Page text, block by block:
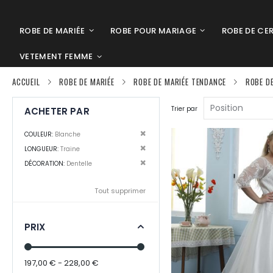
ROBE DE MARIÉE ROBE POUR MARIAGE ROBE DE
VETEMENT FEMME
ACCUEIL ROBE DE MARIÉE ROBE DE MARIÉE TENDANCE ROBE
Trier par
ACHETER PAR
COULEUR Blanche
Supprimer cet Élément
LONGUEUR Traine
Supprimer cet Élément
DÉCORATION Dentelle Supprimer cet Élément
Tout supprimer
PRIX
197,00 € - 228,00 €